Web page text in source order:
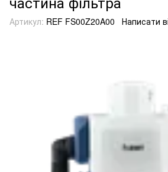
Артикул: REF FS00Z20A00 Написати